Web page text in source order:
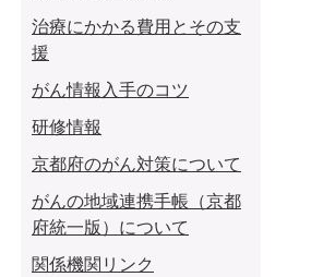
治療にかかる費用とその支
援
がん情報入手のコツ
研修情報
京都府のがん対策について
がんの地域連携手帳（京都
府統一版）について
関係機関リンク